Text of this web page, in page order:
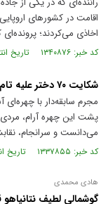
اقامت در کشور‌های
اخاذی می‌کردند؛
کد خبر: ۱۳۴۰۸۷۶ تاریخ انتشار : ۱۴۰۴/۱۰/۳۰
شکایت ۷۰ دختر علیه تام‌کروز قلابی
مجرم سابقه‌دار با
می‌دانست و سرانجام،
کد خبر: ۱۳۳۷۸۵۵ تاریخ انتشار : ۱۴۰۴/۱۰/۱۰
هادی محمدی
گوشمالی لطیف نتانیاهو